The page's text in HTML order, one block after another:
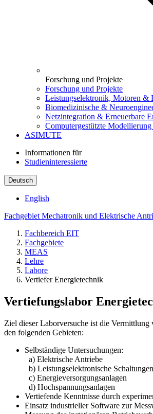
Forschung und Projekte
Forschung und Projekte
Leistungselektronik, Motoren &
Biomedizinische &
Netzintegration & Erneuerbare
Computergestützte
ASIMUTE
Informationen für
Studieninteressierte
Deutsch
English
Fachgebiet Mechatronik und Elektrische
Fachbereich EIT
Fachgebiete
MEAS
Lehre
Labore
Vertiefer Energietechnik
Vertiefungslabor
Ziel dieser Laborversuche ist die Vermittlung
den folgenden Gebieten:
Selbständige Untersuchungen:
a) Elektrische Antriebe
b) Leistungselektronische Schaltungen
c) Energieversorgungsanlagen
d) Hochspannungsanlagen
Vertiefende Kenntnisse durch
Einsatz industrieller Software zur